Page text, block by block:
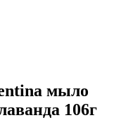
мыло
106г